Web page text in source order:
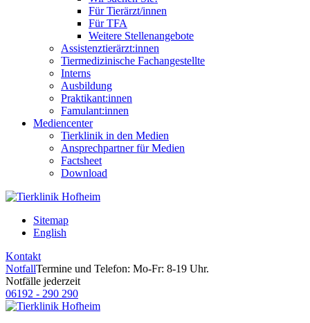
Für Tierärzt/innen
Für TFA
Weitere Stellenangebote
Assistenztierärzt:innen
Tiermedizinische Fachangestellte
Interns
Ausbildung
Praktikant:innen
Famulant:innen
Mediencenter
Tierklinik in den Medien
Ansprechpartner für Medien
Factsheet
Download
Sitemap
English
Kontakt
NotfallTermine und Telefon: Mo-Fr: 8-19 Uhr.
Notfälle jederzeit
06192 - 290 290